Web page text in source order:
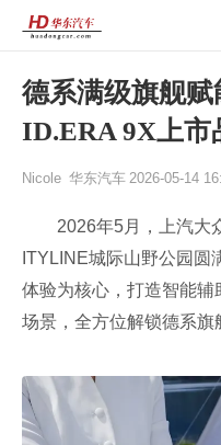
德系满级旗舰
ID.ERA 9X上市
Nicole 华东汽车 2026-05-14
2026年5月，上汽大
ITYLINE城际山野公园圆
体验为核心，打造智能
场景，全方位解锁德系旗